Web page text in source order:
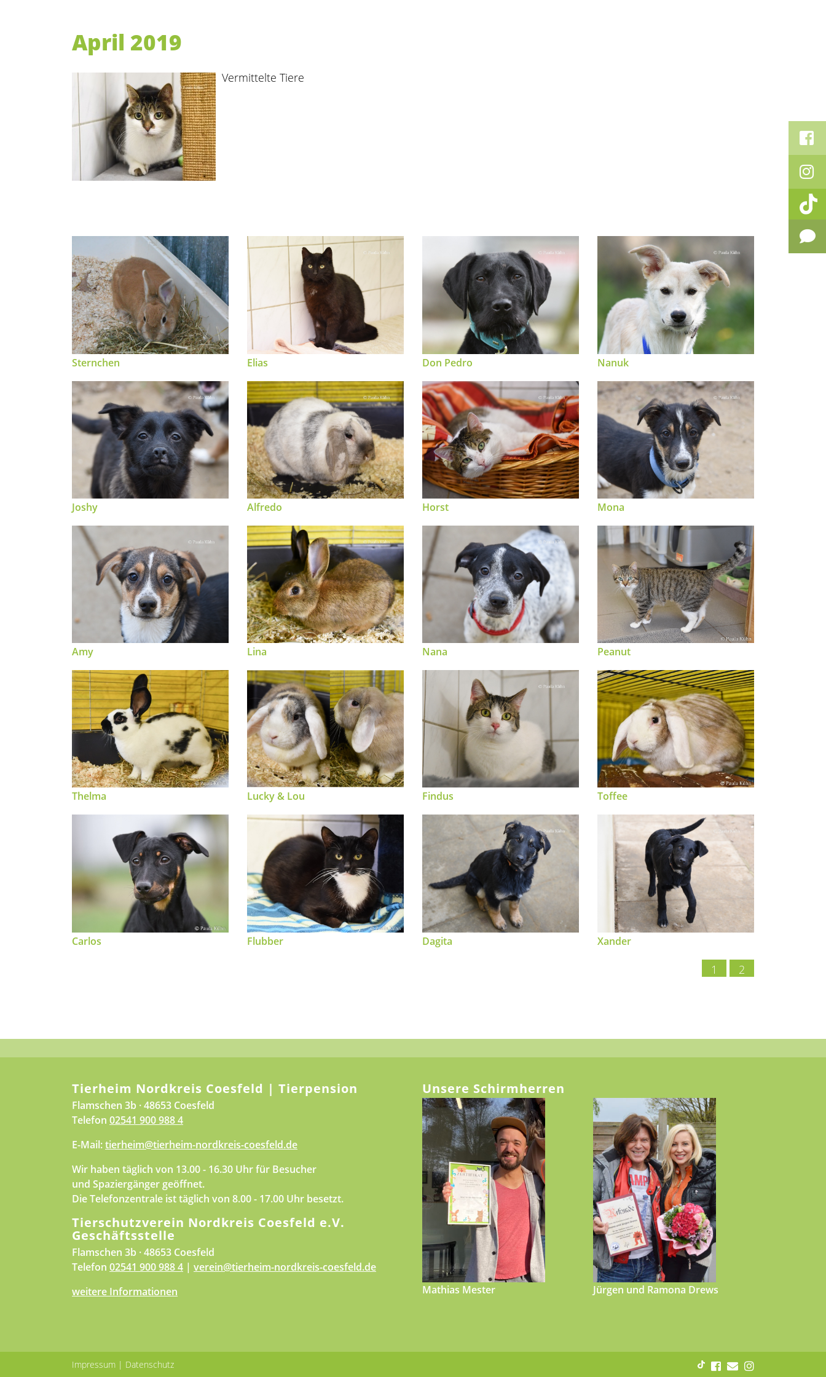
April 2019
Vermittelte Tiere
Sternchen Elias Don Pedro Nanuk
Joshy Alfredo Horst Mona
Amy Lina Nana Peanut
Thelma Lucky & Lou Findus Toffee
Carlos Flubber Dagita Xander
1 2
Tierheim Nordkreis Coesfeld | Tierpension
Flamschen 3b · 48653 Coesfeld
Telefon 02541 900 988 4
E-Mail:tierheim@tierheim-nordkreis-coesfeld.de
Wir haben täglich von 13.00 - 16.30 Uhr für Besucher
und Spaziergänger geöffnet.
Die Telefonzentrale ist täglich von 8.00 - 17.00 Uhr besetzt.
Tierschutzverein Nordkreis Coesfeld e.V.
Geschäftsstelle
Flamschen 3b · 48653 Coesfeld
Telefon 02541 900 988 4 | verein@tierheim-nordkreis-coesfeld.de
weitere Informationen
Unsere Schirmherren
Mathias Mester Jürgen und Ramona Drews
Impressum | Datenschutz